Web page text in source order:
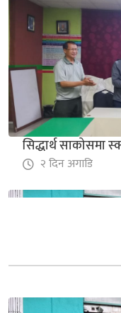
सिद्धार्थ साकोसमा
२ दिन अगाडि